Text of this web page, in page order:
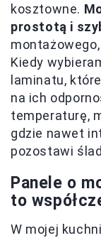
kosztowne.
prostotą i
Kiedy
laminatu,
na ich
temperaturę,
gdzie nawet
pozostawi
Panele o
to
W mojej